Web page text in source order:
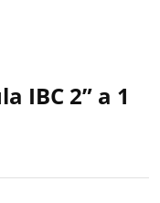
IBC 2” a 1